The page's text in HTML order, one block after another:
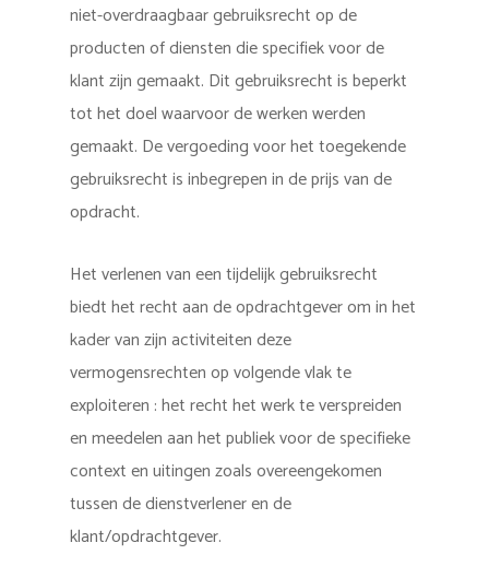
niet-overdraagbaar gebruiksrecht op de
producten of diensten die specifiek voor de
klant zijn gemaakt. Dit gebruiksrecht is beperkt
tot het doel waarvoor de werken werden
gemaakt. De vergoeding voor het toegekende
gebruiksrecht is inbegrepen in de prijs van de
opdracht.
Het verlenen van een tijdelijk gebruiksrecht
biedt het recht aan de opdrachtgever om in het
kader van zijn activiteiten deze
vermogensrechten op volgende vlak te
exploiteren : het recht het werk te verspreiden
en meedelen aan het publiek voor de specifieke
context en uitingen zoals overeengekomen
tussen de dienstverlener en de
klant/opdrachtgever.